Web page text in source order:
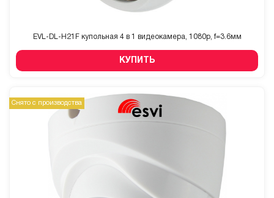
EVL-DL-H21F купольная 4 в 1 видеокамера, 1080p, f=3.6мм
КУПИТЬ
Снято с производства